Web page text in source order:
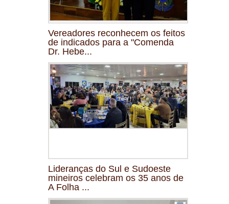
Vereadores reconhecem os feitos
de indicados para a "Comenda
Dr. Hebe...
Lideranças do Sul e Sudoeste
mineiros celebram os 35 anos de
A Folha ...